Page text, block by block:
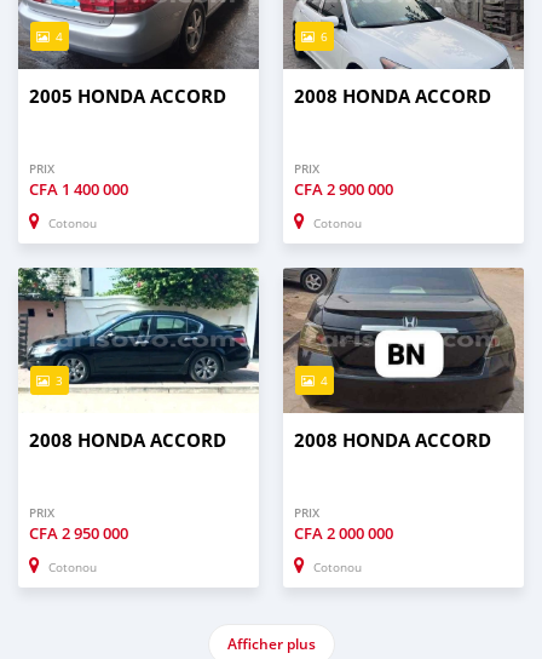
4
2005 HONDA ACCORD
PRIX
CFA 1 400 000
Cotonou
6
2008 HONDA ACCORD
PRIX
CFA2 900 000
Cotonou
3
2008 HONDA ACCORD
PRIX
CFA2 950 000
Cotonou
4
2008 HONDA ACCORD
PRIX
CFA2 000 000
Cotonou
Afficher plus